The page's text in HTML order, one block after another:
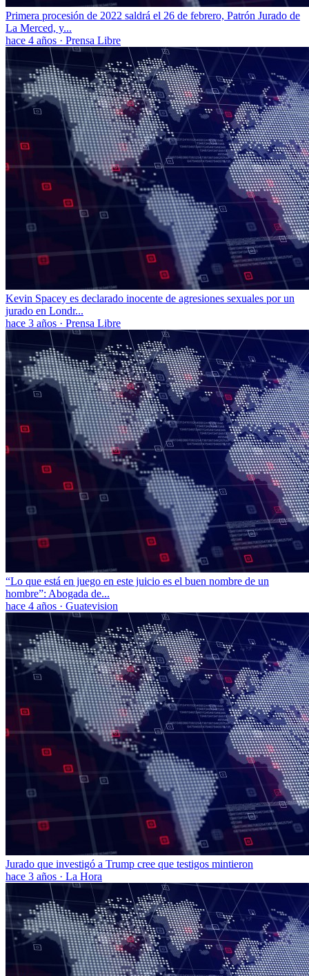
Primera procesión de 2022 saldrá el 26 de febrero, Patrón Jurado de
La Merced, y...
hace 4 años · Prensa Libre
Kevin Spacey es declarado inocente de agresiones sexuales por un
jurado en Londr...
hace 3 años · Prensa Libre
“Lo que está en juego en este juicio es el buen nombre de un
hombre”: Abogada de...
hace 4 años · Guatevision
Jurado que investigó a Trump cree que testigos mintieron
hace 3 años · La Hora